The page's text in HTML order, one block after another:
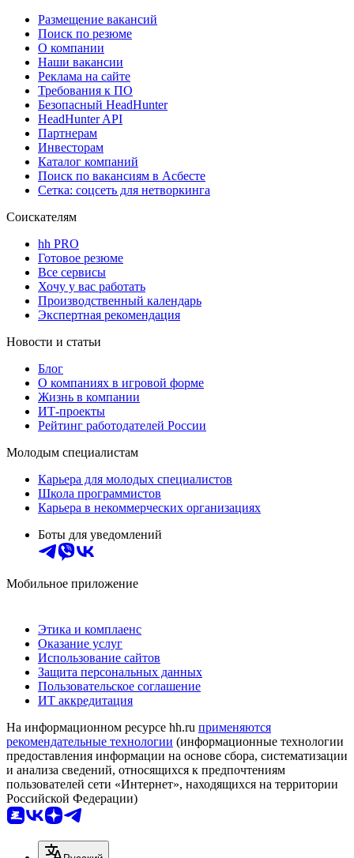
Размещение вакансий
Поиск по резюме
О компании
Наши вакансии
Реклама на сайте
Требования к ПО
Безопасный HeadHunter
HeadHunter API
Партнерам
Инвесторам
Каталог компаний
Поиск по вакансиям в Асбесте
Сетка: соцсеть для нетворкинга
Соискателям
hh PRO
Готовое резюме
Все сервисы
Хочу у вас работать
Производственный календарь
Экспертная рекомендация
Новости и статьи
Блог
О компаниях в игровой форме
Жизнь в компании
ИТ-проекты
Рейтинг работодателей России
Молодым специалистам
Карьера для молодых специалистов
Школа программистов
Карьера в некоммерческих организациях
Боты для уведомлений
Мобильное приложение
Этика и комплаенс
Оказание услуг
Использование сайтов
Защита персональных данных
Пользовательское соглашение
ИТ аккредитация
На информационном ресурсе hh.ru применяются
рекомендательные технологии (информационные технологии
предоставления информации на основе сбора, систематизации
и анализа сведений, относящихся к предпочтениям
пользователей сети «Интернет», находящихся на территории
Российской Федерации)